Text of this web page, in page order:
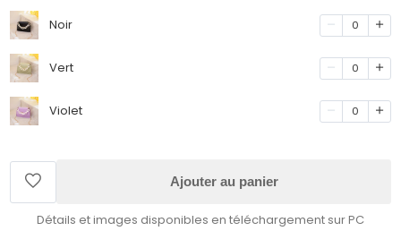
Noir 0
Vert 0
Violet 0
Ajouter au panier
Détails et images disponibles en téléchargement sur PC